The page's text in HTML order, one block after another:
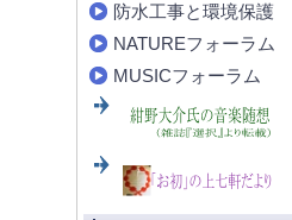
防水工事と環境保護
NATUREフォーラム
MUSICフォーラム